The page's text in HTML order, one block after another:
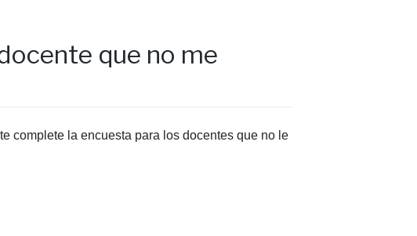
que no me
complete la encuesta para los docentes que no le